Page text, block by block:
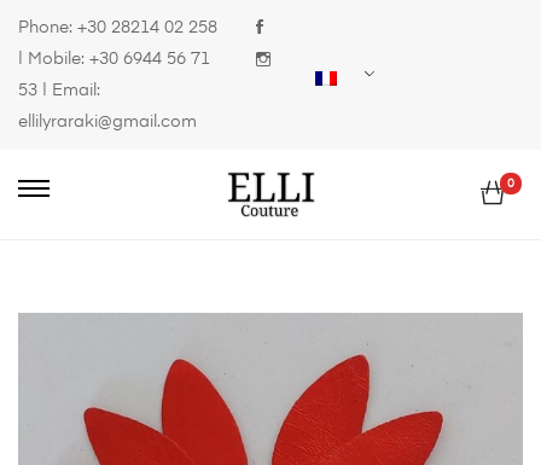
Phone: +30 28214 02 258
| Mobile: +30 6944 56 71
53 | Email:
ellilyraraki@gmail.com
0